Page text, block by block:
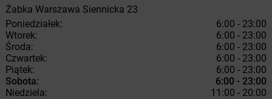
Żabka Warszawa Siennicka 23
Poniedziałek:
6:00 - 23:00
Wtorek:
6:00 - 23:00
Środa:
6:00 - 23:00
Czwartek:
6:00 - 23:00
Piątek:
6:00 - 23:00
Sobota:
6:00 - 23:00
Niedziela:
11:00 - 20:00